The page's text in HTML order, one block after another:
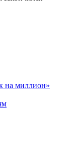
на миллион»